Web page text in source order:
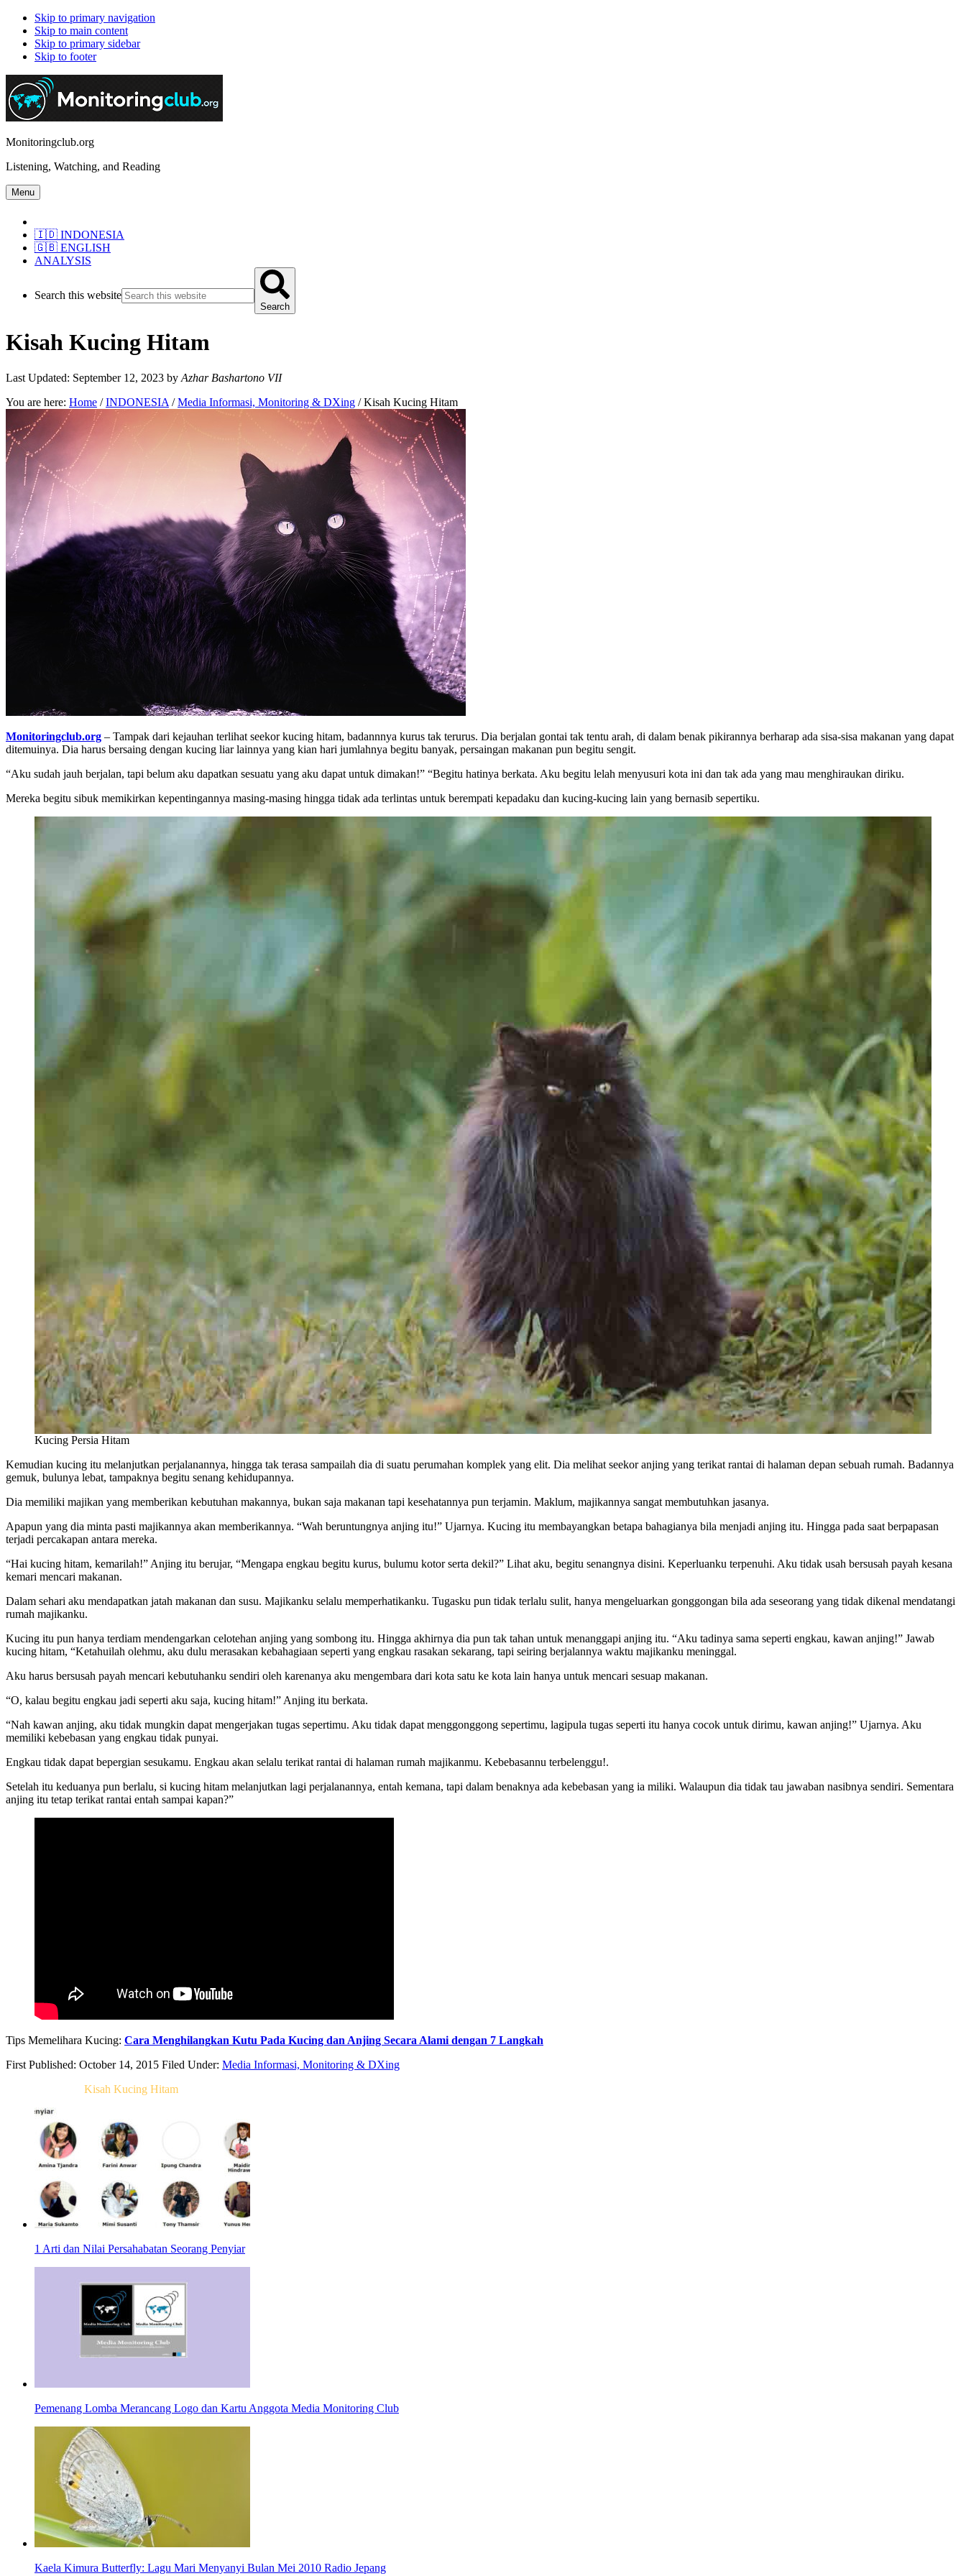
Skip to primary navigation
Skip to main content
Skip to primary sidebar
Skip to footer
Monitoringclub.org
Listening, Watching, and Reading
Menu
🇮🇩 INDONESIA
🇬🇧 ENGLISH
ANALYSIS
Search this website
Search
Kisah Kucing Hitam
Last Updated: September 12, 2023 by Azhar Bashartono VII
You are here: Home / INDONESIA / Media Informasi, Monitoring & DXing /Kisah Kucing Hitam
Monitoringclub.org – Tampak dari kejauhan terlihat seekor kucing hitam, badannnya kurus tak terurus. Dia berjalan gontai tak tentu arah, di dalam benak pikirannya berharap ada sisa-sisa makanan yang dapat
ditemuinya. Dia harus bersaing dengan kucing liar lainnya yang kian hari jumlahnya begitu banyak, persaingan makanan pun begitu sengit.
“Aku sudah jauh berjalan, tapi belum aku dapatkan sesuatu yang aku dapat untuk dimakan!” “Begitu hatinya berkata. Aku begitu lelah menyusuri kota ini dan tak ada yang mau menghiraukan diriku.
Mereka begitu sibuk memikirkan kepentingannya masing-masing hingga tidak ada terlintas untuk berempati kepadaku dan kucing-kucing lain yang bernasib sepertiku.
Kucing Persia Hitam
Kemudian kucing itu melanjutkan perjalanannya, hingga tak terasa sampailah dia di suatu perumahan komplek yang elit. Dia melihat seekor anjing yang terikat rantai di halaman depan sebuah rumah. Badannya
gemuk, bulunya lebat, tampaknya begitu senang kehidupannya.
Dia memiliki majikan yang memberikan kebutuhan makannya, bukan saja makanan tapi kesehatannya pun terjamin. Maklum, majikannya sangat membutuhkan jasanya.
Apapun yang dia minta pasti majikannya akan memberikannya. “Wah beruntungnya anjing itu!” Ujarnya. Kucing itu membayangkan betapa bahagianya bila menjadi anjing itu. Hingga pada saat berpapasan
terjadi percakapan antara mereka.
“Hai kucing hitam, kemarilah!” Anjing itu berujar, “Mengapa engkau begitu kurus, bulumu kotor serta dekil?” Lihat aku, begitu senangnya disini. Keperluanku terpenuhi. Aku tidak usah bersusah payah kesana
kemari mencari makanan.
Dalam sehari aku mendapatkan jatah makanan dan susu. Majikanku selalu memperhatikanku. Tugasku pun tidak terlalu sulit, hanya mengeluarkan gonggongan bila ada seseorang yang tidak dikenal mendatangi
rumah majikanku.
Kucing itu pun hanya terdiam mendengarkan celotehan anjing yang sombong itu. Hingga akhirnya dia pun tak tahan untuk menanggapi anjing itu. “Aku tadinya sama seperti engkau, kawan anjing!” Jawab
kucing hitam, “Ketahuilah olehmu, aku dulu merasakan kebahagiaan seperti yang engkau rasakan sekarang, tapi seiring berjalannya waktu majikanku meninggal.
Aku harus bersusah payah mencari kebutuhanku sendiri oleh karenanya aku mengembara dari kota satu ke kota lain hanya untuk mencari sesuap makanan.
“O, kalau begitu engkau jadi seperti aku saja, kucing hitam!” Anjing itu berkata.
“Nah kawan anjing, aku tidak mungkin dapat mengerjakan tugas sepertimu. Aku tidak dapat menggonggong sepertimu, lagipula tugas seperti itu hanya cocok untuk dirimu, kawan anjing!” Ujarnya. Aku
memiliki kebebasan yang engkau tidak punyai.
Engkau tidak dapat bepergian sesukamu. Engkau akan selalu terikat rantai di halaman rumah majikanmu. Kebebasannu terbelenggu!.
Setelah itu keduanya pun berlalu, si kucing hitam melanjutkan lagi perjalanannya, entah kemana, tapi dalam benaknya ada kebebasan yang ia miliki. Walaupun dia tidak tau jawaban nasibnya sendiri. Sementara
anjing itu tetap terikat rantai entah sampai kapan?”
Tips Memelihara Kucing: Cara Menghilangkan Kutu Pada Kucing dan Anjing Secara Alami dengan 7 Langkah
First Published: October 14, 2015 Filed Under: Media Informasi, Monitoring & DXing
Kisah Kucing Hitam
1 Arti dan Nilai Persahabatan Seorang Penyiar
Pemenang Lomba Merancang Logo dan Kartu Anggota Media Monitoring Club
Kaela Kimura Butterfly: Lagu Mari Menyanyi Bulan Mei 2010 Radio Jepang